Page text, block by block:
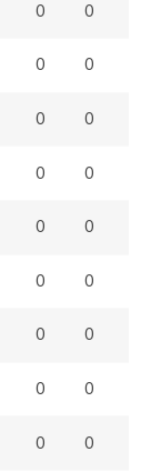
0 0
0 0
0 0
0 0
0 0
0 0
0 0
0 0
0 0